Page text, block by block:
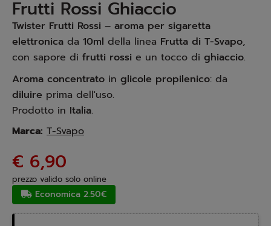
Frutti Rossi Ghiaccio
Twister Frutti Rossi – aroma per sigaretta
elettronica da 10ml della linea Frutta di T-Svapo,
con sapore di frutti rossi e un tocco di ghiaccio.
Aroma concentrato in glicole propilenico: da
diluire prima dell'uso.
Prodotto in Italia.
Marca: T-Svapo
€ 6,90
prezzo valido solo online
Economica 2.50€